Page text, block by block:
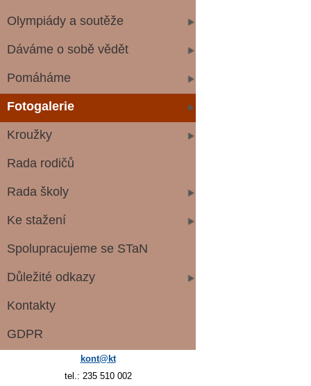
Olympiády a soutěže
Dáváme o sobě vědět
Pomáháme
Fotogalerie
Kroužky
Rada rodičů
Rada školy
Ke stažení
Spolupracujeme se STaN
Důležité odkazy
Kontakty
GDPR
kont@kt
tel.: 235 510 002